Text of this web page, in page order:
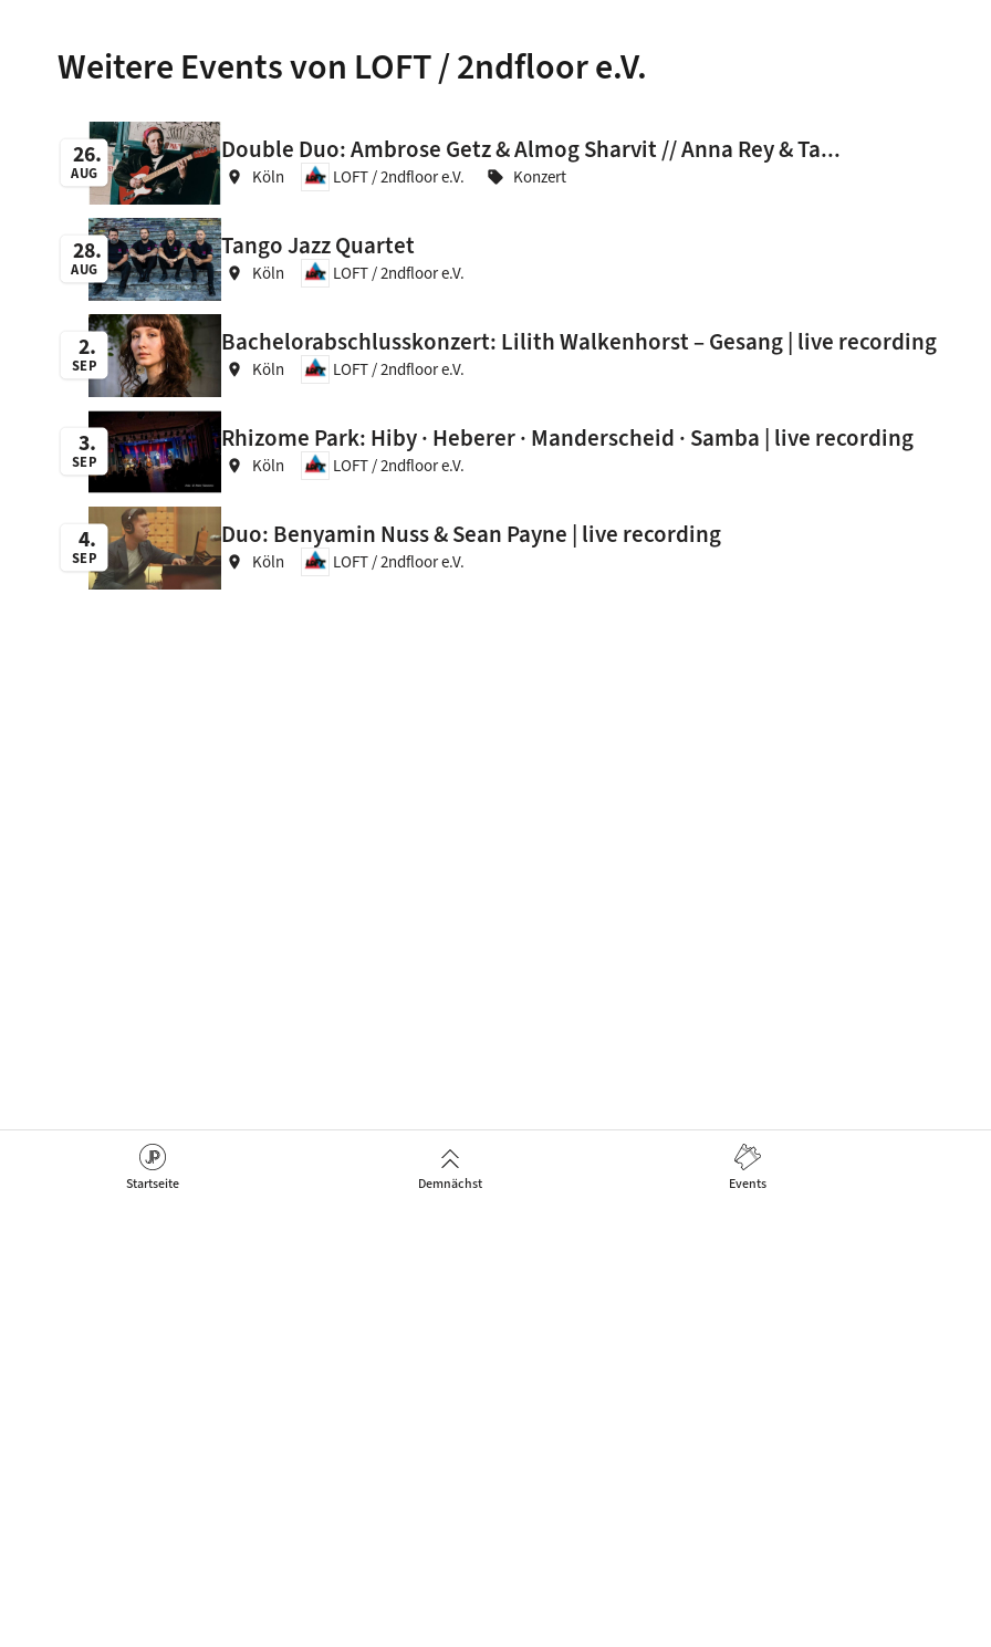
Weitere Events von LOFT / 2ndfloor e.V.
26
AUG
Double Duo: Ambrose Getz & Almog Sharvit // Anna Rey & Ta...
location_on Köln LOFT / 2ndfloor e.V. sell Konzert
28
AUG
Tango Jazz Quartet
location_on Köln LOFT / 2ndfloor e.V.
2
SEP
Bachelorabschlusskonzert: Lilith Walkenhorst – Gesang | live recording
location_on Köln LOFT / 2ndfloor e.V.
3
SEP
Rhizome Park: Hiby · Heberer · Manderscheid · Samba | live recording
location_on Köln LOFT / 2ndfloor e.V.
4
SEP
Duo: Benyamin Nuss & Sean Payne | live recording
location_on Köln LOFT / 2ndfloor e.V.
Startseite Demnächst Events